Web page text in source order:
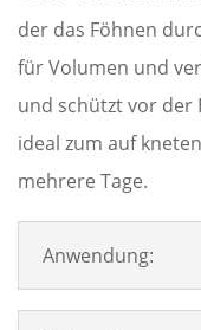
der das Föhnen
für Volumen und
und schützt vor der
ideal zum auf
mehrere Tage.
Anwendung: